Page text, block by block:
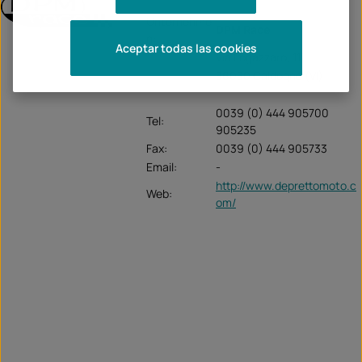
Unternehme
Via Fogazzaro, 111
36030 Caldogno (VI)
Tel:
0039 (0) 444 905700
905235
Fax:
0039 (0) 444 905733
Email:
-
Web:
http://www.deprettomoto.c
om/
Aceptar todas las cookies